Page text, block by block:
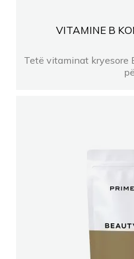
VITAMINE B
Tetë vitaminat kryesore